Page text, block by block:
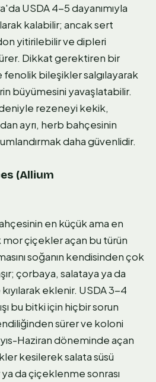
USDA 4-5 dayanımıyla
kalabilir; ancak sert
yitirilebilir ve dipleri
Dikkat gerektiren bir
fenolik bileşikler salgılayarak
büyümesini yavaşlatabilir.
rezeneyi kekik,
ayrı, herb bahçesinin
daha güvenlidir.
(Allium
en küçük ama en
çiçekler açan bu türün
soğanın kendisinden çok
çorbaya, salataya ya da
eklenir. USDA 3-4
bu bitki için hiçbir sorun
sürer ve koloni
Haziran döneminde açan
kesilerek salata süsü
da çiçeklenme sonrası